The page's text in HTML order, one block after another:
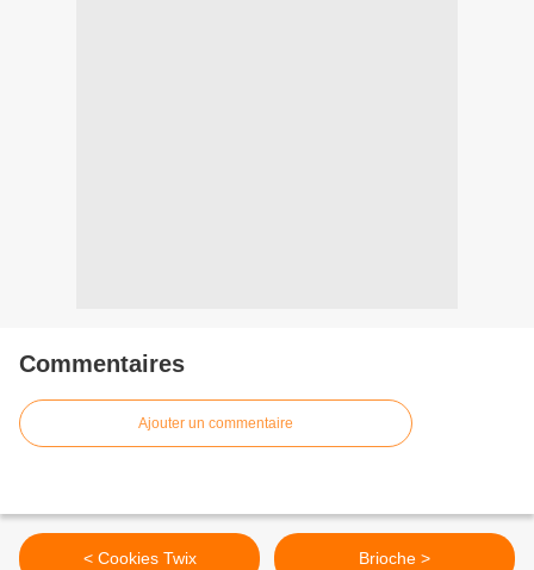
Commentaires
Ajouter un commentaire
< Cookies Twix Brioche >